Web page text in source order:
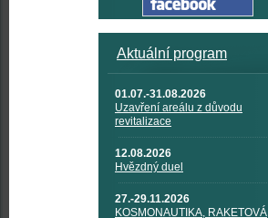
Aktuální program
01.07.-31.08.2026
Uzavření areálu z důvodu
revitalizace
12.08.2026
Hvězdný duel
27.-29.11.2026
KOSMONAUTIKA, RAKETOVÁ